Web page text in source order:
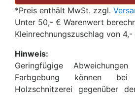
*Preis enthält MwSt. zzgl.
Unter 50,- € Warenwert
Kleinrechnungszuschlag von 4,-
Hinweis:
Geringfügige
Farbgebung können
Holzschnitzerei gegenüber